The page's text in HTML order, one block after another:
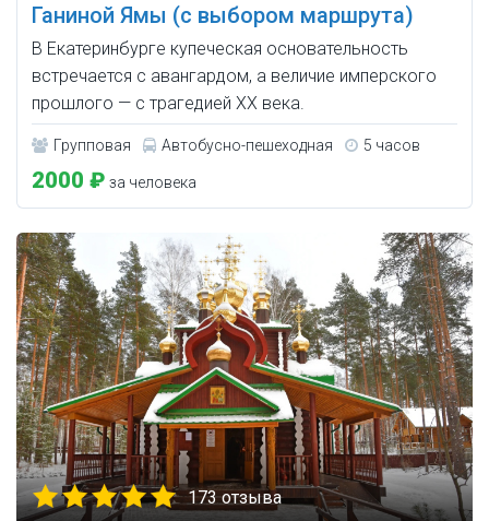
Ганиной Ямы (с выбором маршрута)
В Екатеринбурге купеческая основательность
встречается с авангардом, а величие имперского
прошлого — с трагедией XX века.
Групповая Автобусно-пешеходная 5 часов
2000 ₽ за человека
173 отзыва